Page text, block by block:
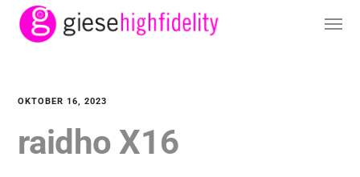
OKTOBER 16, 2023
raidho X16